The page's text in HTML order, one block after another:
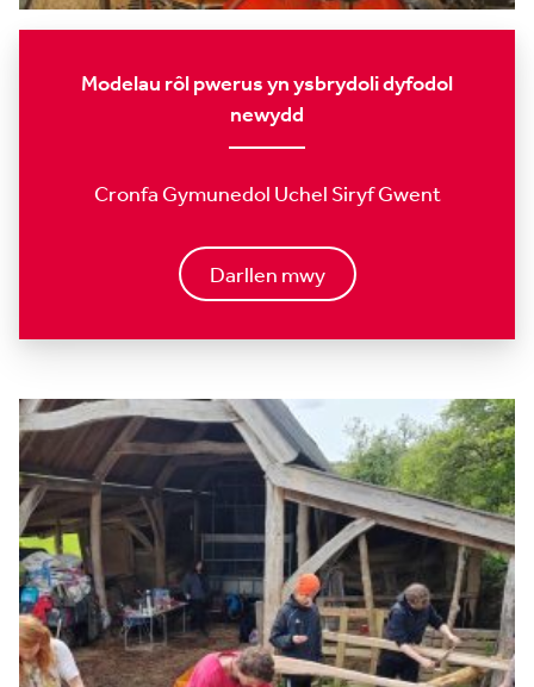
Modelau rôl pwerus yn ysbrydoli dyfodol
newydd
Cronfa Gymunedol Uchel Siryf Gwent
Darllen mwy